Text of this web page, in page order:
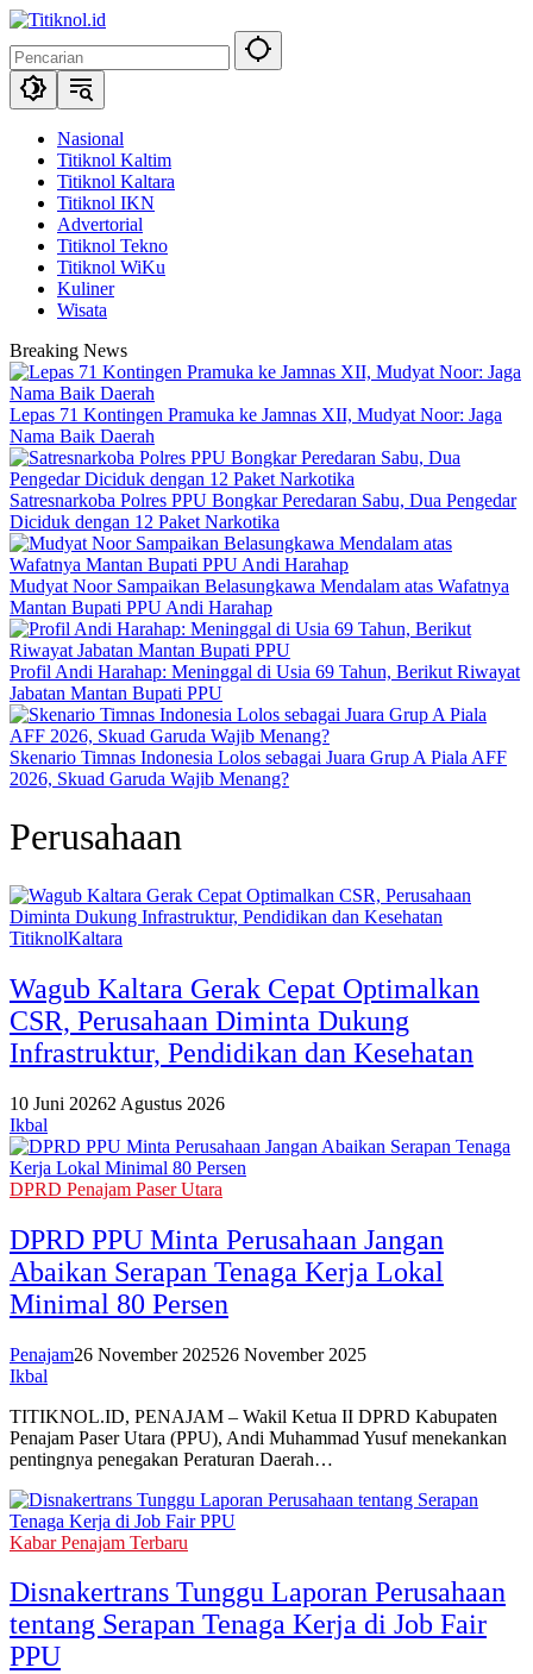
Langsung
konten
Nasional
Titiknol Kaltim
Titiknol Kaltara
Titiknol IKN
Advertorial
Titiknol Tekno
Titiknol WiKu
Kuliner
Wisata
Breaking News
Lepas 71 Kontingen Pramuka ke Jamnas XII, Mudyat Noor: Jaga
Nama Baik Daerah
Satresnarkoba Polres PPU Bongkar Peredaran Sabu, Dua Pengedar
Diciduk dengan 12 Paket Narkotika
Mudyat Noor Sampaikan Belasungkawa Mendalam atas Wafatnya
Mantan Bupati PPU Andi Harahap
Profil Andi Harahap: Meninggal di Usia 69 Tahun, Berikut Riwayat
Jabatan Mantan Bupati PPU
Skenario Timnas Indonesia Lolos sebagai Juara Grup A Piala AFF
2026, Skuad Garuda Wajib Menang?
Perusahaan
TitiknolKaltara
Wagub Kaltara Gerak Cepat Optimalkan
CSR, Perusahaan Diminta Dukung
Infrastruktur, Pendidikan dan Kesehatan
10 Juni 20262 Agustus 2026
Ikbal
DPRD Penajam Paser Utara
DPRD PPU Minta Perusahaan Jangan
Abaikan Serapan Tenaga Kerja Lokal
Minimal 80 Persen
Penajam26 November 202526 November 2025
Ikbal
TITIKNOL.ID, PENAJAM – Wakil Ketua II DPRD Kabupaten
Penajam Paser Utara (PPU), Andi Muhammad Yusuf menekankan
pentingnya penegakan Peraturan Daerah…
Kabar Penajam Terbaru
Disnakertrans Tunggu Laporan Perusahaan
tentang Serapan Tenaga Kerja di Job Fair
PPU